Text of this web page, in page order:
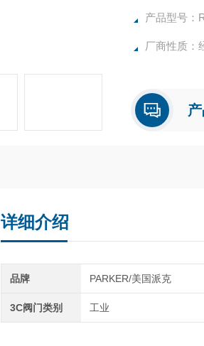
产品型号：
厂商性质：
详细介绍
品牌 PARKER/美国派克
3C阀门类别 工业